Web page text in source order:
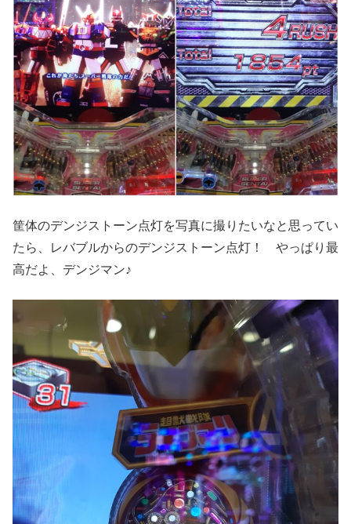
筐体のデンジストーン点灯を写真に撮りたいなと思ってい
たら、レバブルからのデンジストーン点灯！ やっぱり最
高だよ、デンジマン♪